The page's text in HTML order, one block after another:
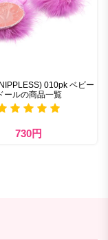
010pk ベビー
ールの商品一覧
730円